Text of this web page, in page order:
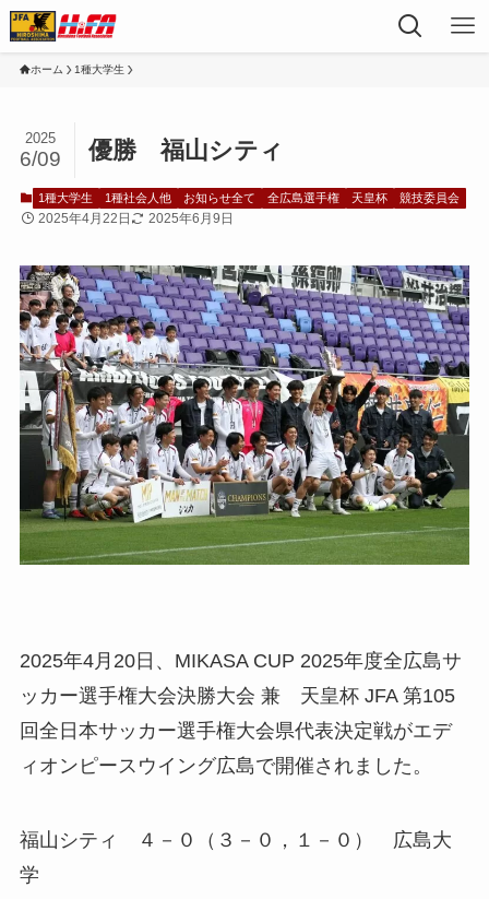
ホーム 1種大学生
優勝 福山シティ
2025
6/09
1種大学生 1種社会人他 お知らせ全て 全広島選手権 天皇杯 競技委員会
2025年4月22日 2025年6月9日
2025年4月20日、MIKASA CUP 2025年度全広島サ
ッカー選手権大会決勝大会 兼 天皇杯 JFA 第105
回全日本サッカー選手権大会県代表決定戦がエデ
ィオンピースウイング広島で開催されました。
福山シティ ４－０（３－０，１－０） 広島大
学